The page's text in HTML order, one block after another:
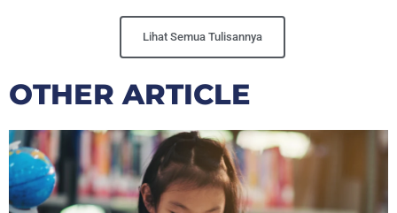
Lihat Semua Tulisannya
OTHER ARTICLE